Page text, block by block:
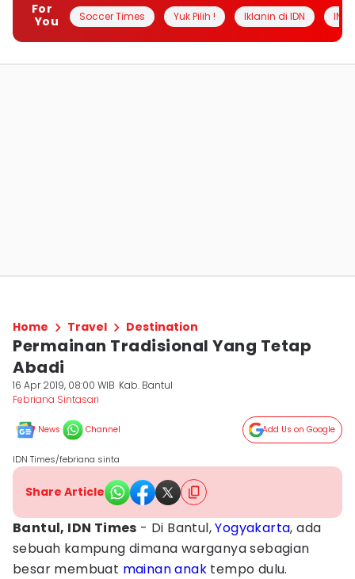
For
You
Soccer Times Yuk Pilih ! Iklanin di IDN
Home Travel Destination
Permainan Tradisional Yang Tetap
Abadi
16 Apr 2019, 08:00 WIB Kab. Bantul
Febriana Sintasari
News Channel Add Us on Google
IDN Times/febriana sinta
Share Article
Bantul, IDN Times - Di Bantul,Yogyakarta, ada
sebuah kampung dimana warganya sebagian
besar membuat mainan anak tempo dulu.